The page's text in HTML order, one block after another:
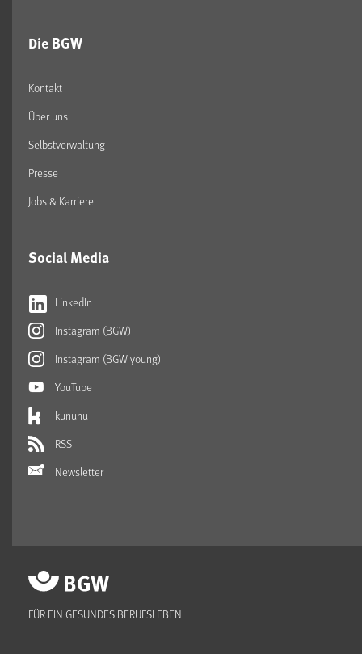
Die BGW
Kontakt
Über uns
Selbstverwaltung
Presse
Jobs & Karriere
Social Media
LinkedIn
Instagram (BGW)
Instagram (BGW young)
YouTube
kununu
RSS
Newsletter
FÜR EIN GESUNDES BERUFSLEBEN